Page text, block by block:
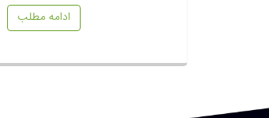
ادامه مطلب